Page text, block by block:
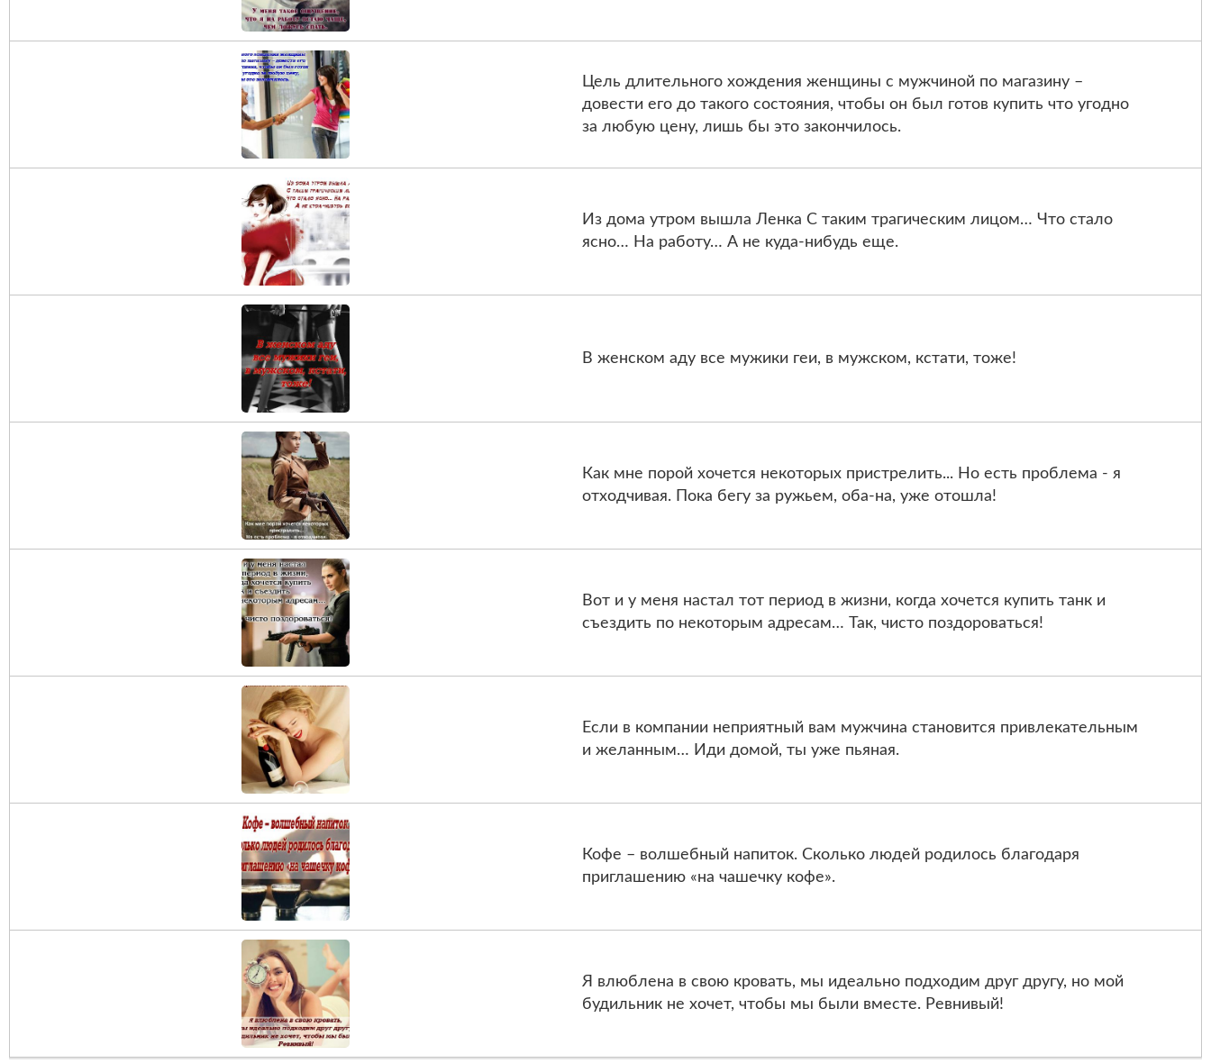
Цель длительного хождения женщины с мужчиной по магазину –
довести его до такого состояния, чтобы он был готов купить что угодно
за любую цену, лишь бы это закончилось.
Из дома утром вышла Ленка С таким трагическим лицом… Что стало
ясно… На работу… А не куда-нибудь еще.
В женском аду все мужики геи, в мужском, кстати, тоже!
Как мне порой хочется нeкоторых приcтрелить... Но есть проблема - я
отходчивая. Пока бегу за ружьем, оба-на, ужe oтошла!
Вот и у меня настал тот период в жизни, когда хочется купить танк и
съездить по некоторым адресам… Так, чисто поздороваться!
Если в компании неприятный вам мужчина становится привлекательным
и желанным… Иди домой, ты уже пьяная.
Кофе – волшебный напиток. Сколько людей родилось благодаря
приглашению «на чашечку кофе».
Я влюблена в свою кровать, мы идеально подходим друг другу, но мой
будильник не хочет, чтобы мы были вместе. Ревнивый!